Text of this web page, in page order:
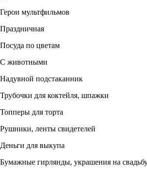
Герои мультфильмов
Праздничная
Посуда по цветам
С животными
Надувной подстаканник
Трубочки для коктейля, шпажки
Топперы для торта
Рушники, ленты свидетелей
Деньги для выкупа
Бумажные гирлянды, украшения на